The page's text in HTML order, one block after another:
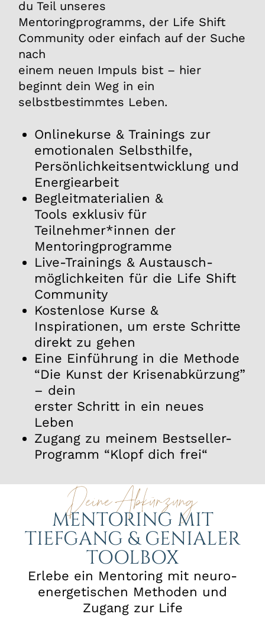
du Teil unseres
Mentoring­programms, der Life Shift
Community oder einfach auf der Suche
nach
einem neuen Impuls bist – hier
beginnt dein Weg in ein
selbstbestimmtes Leben.
Onlinekurse & Trainings zur
emotionalen Selbsthilfe,
Persönlichkeits­entwicklung und
Energiearbeit
Begleitmaterialien &
Tools exklusiv für
Teilnehmer*innen der
Mentoring­programme
Live-Trainings & Austausch­
möglich­keiten für die Life Shift
Community
Kostenlose Kurse &
Inspirationen, um erste Schritte
direkt zu gehen
Eine Einführung in die Methode
“Die Kunst der Krisen­ab­kürzung”
– dein
erster Schritt in ein neues
Leben
Zugang zu meinem Bestseller-
Programm “Klopf dich frei“
Deine Abkürzung
MENTORING MIT
TIEFGANG & GENIALER
TOOLBOX
Erlebe ein Mentoring mit neuro-
energetischen Methoden und
Zugang zur Life